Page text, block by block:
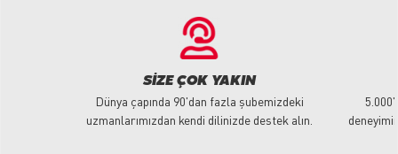
SIZE ÇOK YAKIN
Dünya çapında 90'dan fazla şubemizdeki
uzmanlarımızdan kendi dilinizde destek alın.